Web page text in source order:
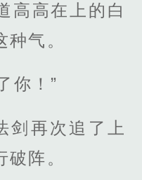
高高在上的白
气。
你！”
剑再次追了上
阵。